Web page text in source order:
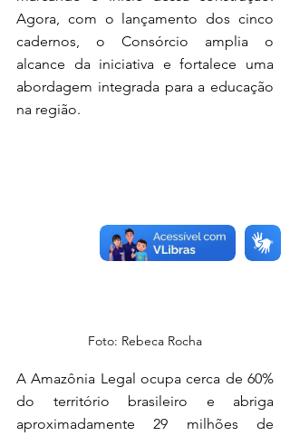
Agora, com o lançamento dos cinco
cadernos, o Consórcio amplia o
alcance da iniciativa e fortalece uma
abordagem integrada para a educação
na região.
Foto: Rebeca Rocha
A Amazônia Legal ocupa cerca de 60%
do território brasileiro e abriga
aproximadamente 29 milhões de